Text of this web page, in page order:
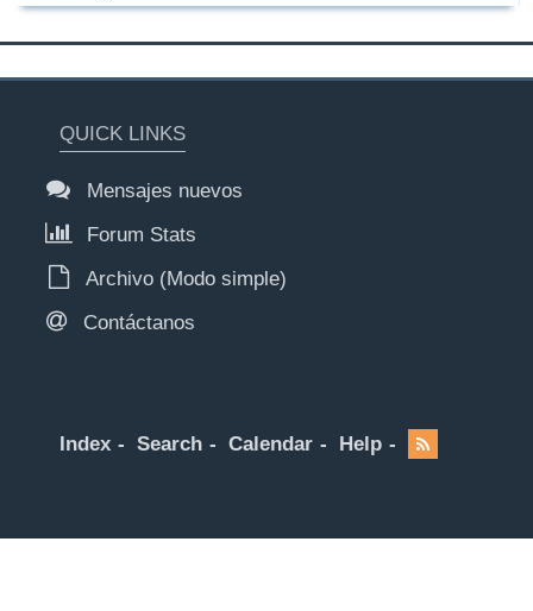
QUICK LINKS
Mensajes nuevos
Forum Stats
Archivo (Modo simple)
Contáctanos
Index Search Calendar Help